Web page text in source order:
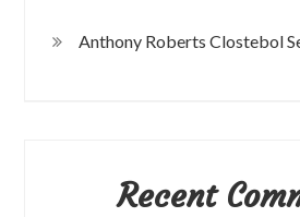
Anthony Roberts Clostebol
Recent